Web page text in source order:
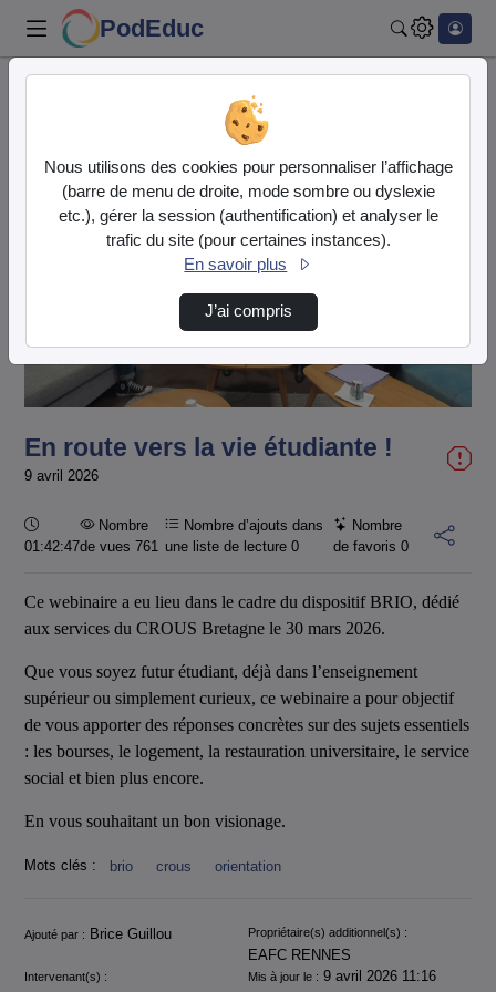
PodEduc
En route vers la vie étudiante !
Lire
la
vidéo
En route vers la vie étudiante !
9 avril 2026
Durée :
01:42:47
Nombre
de vues 761
Nombre d’ajouts dans
une liste de lecture0
Nombre
de favoris 0
Ce webinaire a eu lieu dans le cadre du dispositif BRIO, dédié
aux services du CROUS Bretagne le 30 mars 2026.
Que vous soyez futur étudiant, déjà dans l’enseignement
supérieur ou simplement curieux, ce webinaire a pour objectif
de vous apporter des réponses concrètes sur des sujets essentiels
: les bourses, le logement, la restauration universitaire, le service
social et bien plus encore.
En vous souhaitant un bon visionage.
Mots clés : brio crous orientation
Informations
Ajouté par : Brice Guillou Propriétaire(s) additionnel(s) :
EAFC RENNES
Intervenant(s) : Mis à jour le : 9 avril 2026 11:16
Nous utilisons des cookies pour personnaliser l’affichage
(barre de menu de droite, mode sombre ou dyslexie
etc.), gérer la session (authentification) et analyser le
trafic du site (pour certaines instances).
En savoir plus
J’ai compris